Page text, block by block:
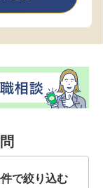
で絞り込む